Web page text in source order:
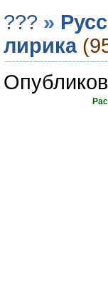
??? »
лирика